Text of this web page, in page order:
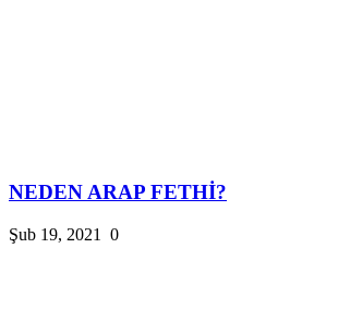
NEDEN ARAP FETHİ?
Şub 19, 2021 0